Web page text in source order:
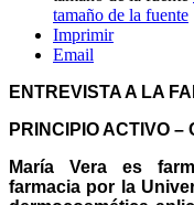
tamaño de la fuente
Imprimir
Email
ENTREVISTA A LA
PRINCIPIO ACTIVO
María Vera es
farmacia por la